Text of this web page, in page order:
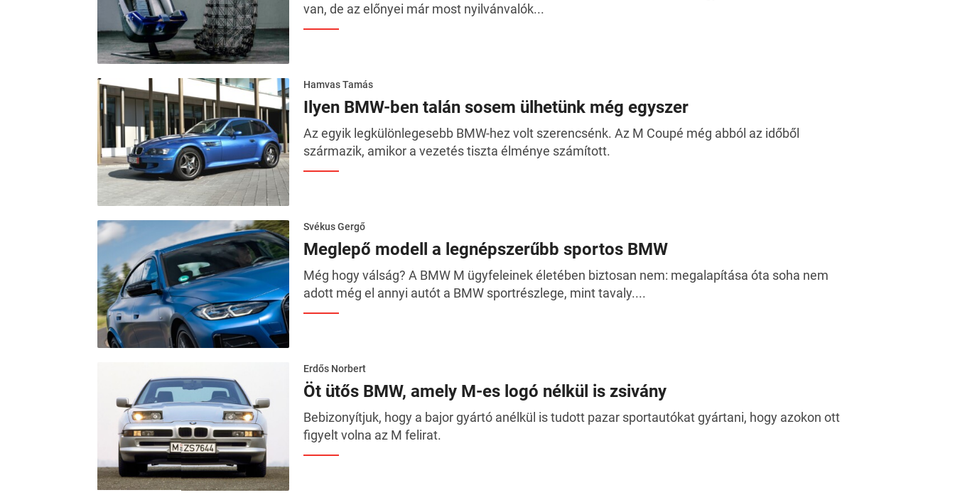
van, de az előnyei már most nyilvánvalók...
Hamvas Tamás
Ilyen BMW-ben talán sosem ülhetünk még egyszer
Az egyik legkülönlegesebb BMW-hez volt szerencsénk. Az M Coupé még abból az időből
származik, amikor a vezetés tiszta élménye számított.
Svékus Gergő
Meglepő modell a legnépszerűbb sportos BMW
Még hogy válság? A BMW M ügyfeleinek életében biztosan nem: megalapítása óta soha nem
adott még el annyi autót a BMW sportrészlege, mint tavaly....
Erdős Norbert
Öt ütős BMW, amely M-es logó nélkül is zsivány
Bebizonyítjuk, hogy a bajor gyártó anélkül is tudott pazar sportautókat gyártani, hogy azokon ott
figyelt volna az M felirat.